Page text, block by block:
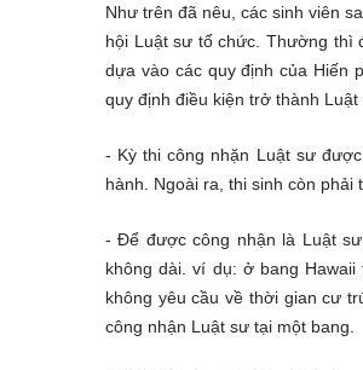
Như trên đã nêu, các sinh viên
hội Luật sư tổ chức. Thường thì
dựa vào các quy định của Hiến
quy định điều kiện trở thành Luật
- Kỳ thi công nhặn Luật sư
hành. Ngoài ra, thi sinh còn phải
- Để được công nhận là Luật
không dài. ví dụ: ở bang
không yêu cầu về thời gian cư
công nhận Luật sư tại một bang.